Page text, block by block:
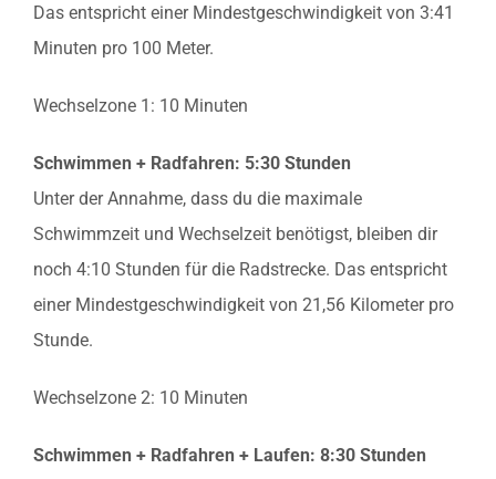
Impressionen
Jetzt anmelden
Das entspricht einer Mindestgeschwindigkeit von 3:41
Minuten pro 100 Meter.
Wechselzone 1: 10 Minuten
Schwimmen + Radfahren: 5:30 Stunden
Unter der Annahme, dass du die maximale
Schwimmzeit und Wechselzeit benötigst, bleiben dir
noch 4:10 Stunden für die Radstrecke. Das entspricht
einer Mindestgeschwindigkeit von 21,56 Kilometer pro
Stunde.
Wechselzone 2: 10 Minuten
Schwimmen + Radfahren + Laufen: 8:30 Stunden